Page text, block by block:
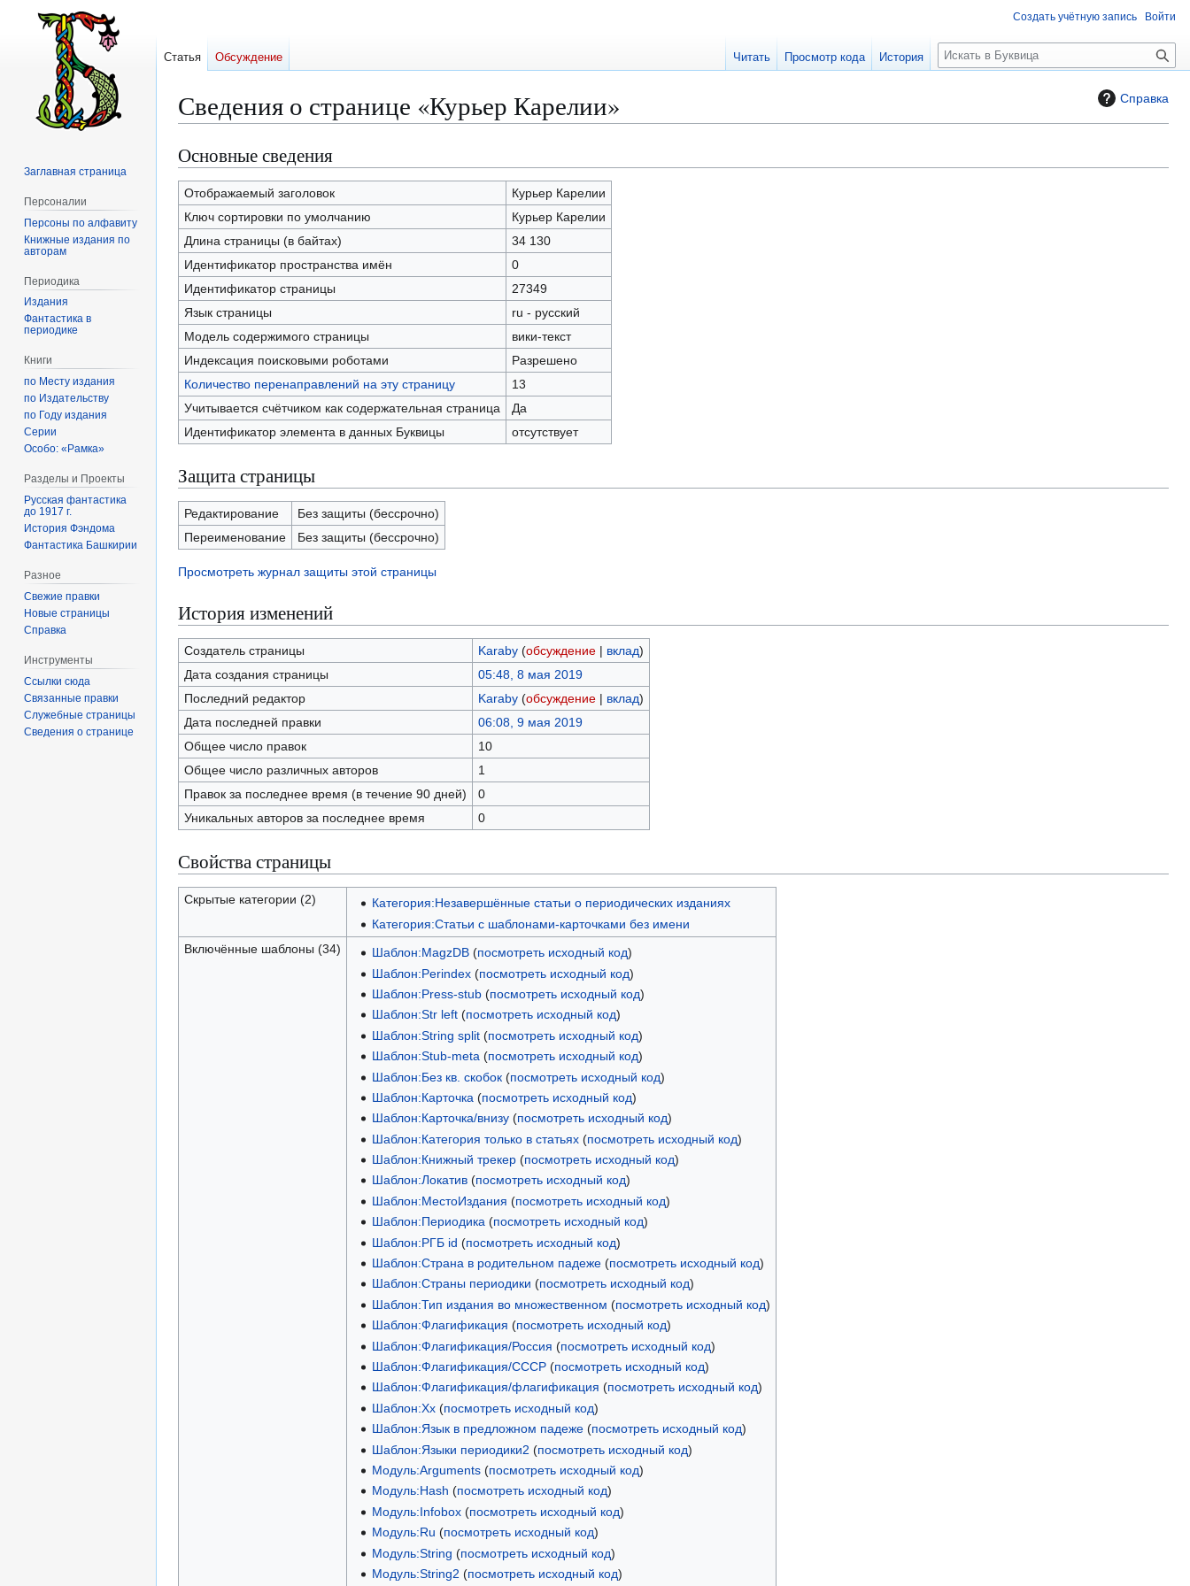
Справка
Сведения о странице «Курьер Карелии»
Перейти
к
навигации
Перейти
к
поиску
Основные сведения
Отображаемый заголовок
Курьер Карелии
Ключ сортировки по умолчанию
Курьер Карелии
Длина страницы (в байтах)
34 130
Идентификатор пространства имён
0
Идентификатор страницы
27349
Язык страницы
ru - русский
Модель содержимого страницы
вики-текст
Индексация поисковыми роботами
Разрешено
Количество перенаправлений на эту страницу
13
Учитывается счётчиком как содержательная страница
Да
Идентификатор элемента в данных Буквицы
отсутствует
Защита страницы
Редактирование
Без защиты (бессрочно)
Переименование
Без защиты (бессрочно)
Просмотреть журнал защиты этой страницы
История изменений
Создатель страницы Karaby (обсуждение| вклад)
Дата создания страницы
05:48, 8 мая 2019
Последний редактор
Karaby (обсуждение| вклад)
Дата последней правки
06:08, 9 мая 2019
Общее число правок
10
Общее число различных авторов
1
Правок за последнее время (в течение 90 дней)
0
Уникальных авторов за последнее время
0
Свойства страницы
Скрытые категории (2)
Категория:Незавершённые статьи о периодических изданиях
Категория:Статьи с шаблонами-карточками без имени
Включённые шаблоны (34)
Шаблон:MagzDB(посмотреть исходный код)
Шаблон:Perindex(посмотреть исходный код)
Шаблон:Press-stub(посмотреть исходный код)
Шаблон:Str left(посмотреть исходный код)
Шаблон:String split(посмотреть исходный код)
Шаблон:Stub-meta (посмотреть исходный код)
Шаблон:Без кв. скобок(посмотреть исходный код)
Шаблон:Карточка (посмотреть исходный код)
Шаблон:Карточка/внизу(посмотреть исходный код)
Шаблон:Категория только в статьях(посмотреть исходный код)
Шаблон:Книжный трекер(посмотреть исходный код)
Шаблон:Локатив(посмотреть исходный код)
Шаблон:МестоИздания (посмотреть исходный код)
Шаблон:Периодика(посмотреть исходный код)
Шаблон:РГБ id (посмотреть исходный код)
Шаблон:Страна в родительном падеже(посмотреть исходный код)
Шаблон:Страны периодики (посмотреть исходный код)
Шаблон:Тип издания во множественном (посмотреть исходный код)
Шаблон:Флагификация (посмотреть исходный код)
Шаблон:Флагификация/Россия (посмотреть исходный код)
Шаблон:Флагификация/СССР(посмотреть исходный код)
Шаблон:Флагификация/флагификация (посмотреть исходный код)
Шаблон:Хх(посмотреть исходный код)
Шаблон:Язык в предложном падеже(посмотреть исходный код)
Шаблон:Языки периодики2 (посмотреть исходный код)
Модуль:Arguments(посмотреть исходный код)
Модуль:Hash (посмотреть исходный код)
Модуль:Infobox(посмотреть исходный код)
Модуль:Ru (посмотреть исходный код)
Модуль:String (посмотреть исходный код)
Модуль:String2 (посмотреть исходный код)
Создать учётную запись Войти
Статья Обсуждение Читать Просмотр кода История
П
о
к
Заглавная страница
Персоналии
Персоны по алфавиту
Книжные издания по
авторам
Периодика
Издания
Фантастика в
периодике
Книги
по Месту издания
по Издательству
по Году издания
Серии
Особо: «Рамка»
Разделы и Проекты
Русская фантастика
до 1917 г.
История Фэндома
Фантастика Башкирии
Разное
Свежие правки
Новые страницы
Справка
Инструменты
Ссылки сюда
Связанные правки
Служебные страницы
Сведения о странице